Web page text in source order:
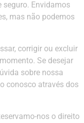
seguro. Envidamos
mas não podemos
corrigir ou excluir
Se desejar
sobre nossa
conosco através dos
nos o direito